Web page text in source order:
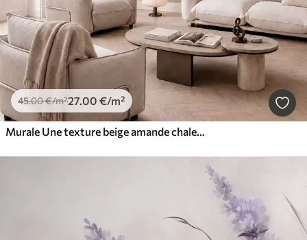
45.00€/m²27.00 €/m²
Murale Une texture beige amande chaleureuse aux dégradés naturels et doux